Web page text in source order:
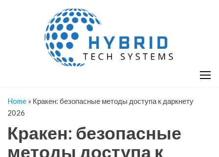
Home » Кракен: безопасные методы доступа к даркнету
2026
Кракен: безопасные
методы доступа к